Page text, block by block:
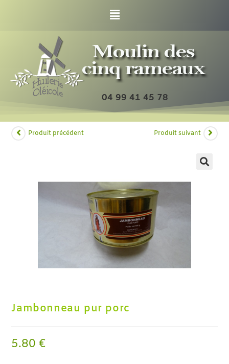
04 99 41 45 78
Produit précédent Produit suivant
Jambonneau pur porc
5.80 €